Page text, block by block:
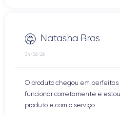
Natasha Bras
04/06/26
O produto chegou em perfeitas
funcionar corretamente e
produto e com o serviço.